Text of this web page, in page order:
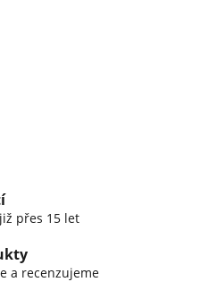
přes 15 let
a recenzujeme